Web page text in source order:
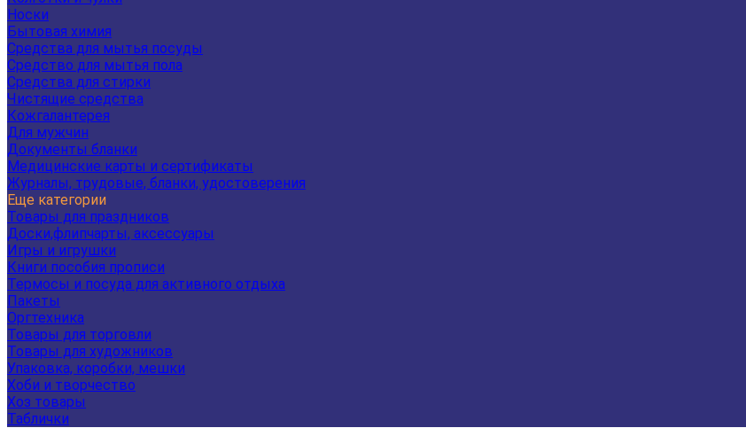
Носки
Бытовая химия
Средства для мытья посуды
Средство для мытья пола
Средства для стирки
Чистящие средства
Кожгалантерея
Для мужчин
Документы бланки
Медицинские карты и сертификаты
Журналы, трудовые, бланки, удостоверения
Еще категории
Товары для праздников
Доски,флипчарты, аксессуары
Игры и игрушки
Книги пособия прописи
Термосы и посуда для активного отдыха
Пакеты
Оргтехника
Товары для торговли
Товары для художников
Упаковка, коробки, мешки
Хоби и творчество
Хоз товары
Таблички